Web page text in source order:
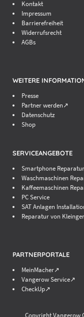
Kontakt
Impressum
Barrierefreiheit
Widerrufsrecht
AGBs
WEITERE
Presse
Partner werden↗
Datenschutz
Shop
SERVICEANGEBOTE
Smartphone Reparatur
Waschmaschinen
Kaffeemaschinen
PC Service
SAT Anlagen
Reparatur von
PARTNERPORTALE
MeinMacher↗
Vangerow Service↗
CheckUp↗